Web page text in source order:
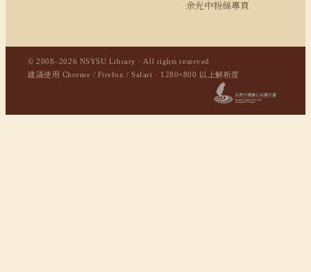
余光中粉絲專頁
© 2008–2026 NSYSU Library · All rights reserved
建議使用 Chrome / Firefox / Safari · 1280×800 以上解析度